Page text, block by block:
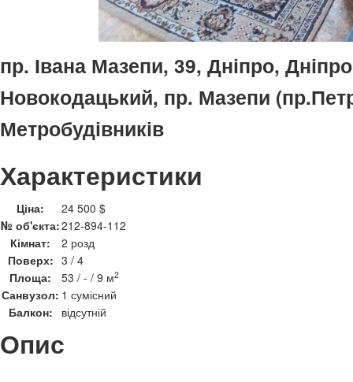
пр. Івана Мазепи, 39, Дніпро,
Новокодацький, пр. Мазепи
Метробудівників
Характеристики
Ціна:
24 500 $
№ об'єкта:212-894-112
Кімнат:
2 розд
Поверх: 3 / 4
Площа:
53 / - / 9 м2
Санвузол: 1 сумісний
Балкон:
відсутній
Опис